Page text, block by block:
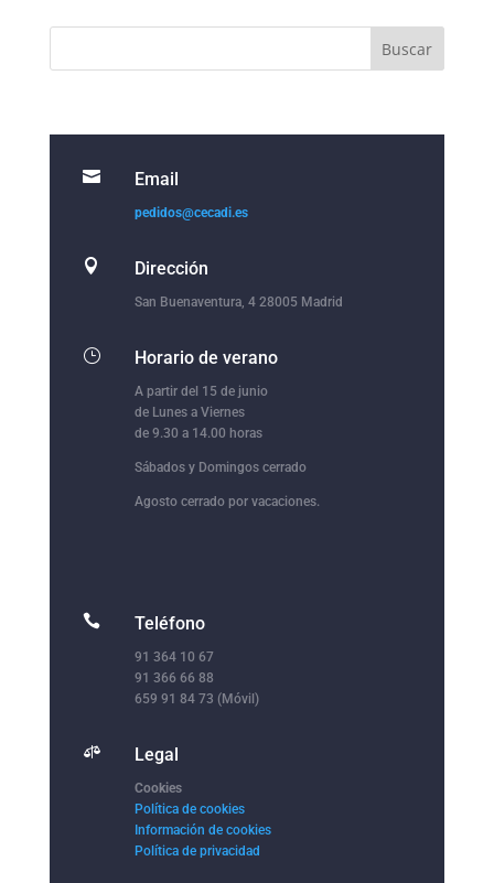
 Email
pedidos@cecadi.es
 Dirección
San Buenaventura, 4 28005 Madrid
} Horario de verano
A partir del 15 de junio
de Lunes a Viernes
de 9.30 a 14.00 horas
Sábados y Domingos cerrado
Agosto cerrado por vacaciones.
 Teléfono
91 364 10 67
91 366 66 88
659 91 84 73 (Móvil)
 Legal
Cookies
Política de cookies
Información de cookies
Política de privacidad